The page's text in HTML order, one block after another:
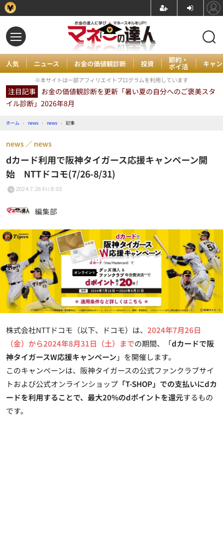
人気 ニュース お金の価値観診断 投資 節約・
ポイ活 キャ
※本サイトは一部アフィリエイトプログラムを利用しています
注目記事 お金の価値観診断を更新「暑い夏の自分へのご褒美スタ
イル診断」2026年8月
ホーム › news › news › 記事
dカード利用で阪神タイガース応援キャンペーン開
始 NTTドコモ(7/26-8/31)
news news
2024.7.26 Fri 8:03
編集部
株式会社NTTドコモ（以下、ドコモ）は、 2024年7月26日
（金）から2024年8月31日（土）までの期間、「dカードで阪
神タイガースW応援キャンペーン 」を開催します。
このキャンペーンは、阪神タイガースの公式ファンクラブサイ
トおよび公式オンラインショップ 「T-SHOP」での支払いにdカ
ードを利用することで、最大20%のdポイントを還元するもの
です。